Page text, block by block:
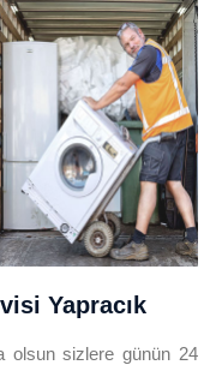
Yapracık
olsun sizlere günün 24